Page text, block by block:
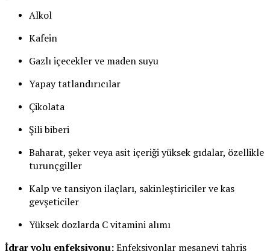
Alkol
Kafein
Gazlı içecekler ve maden suyu
Yapay tatlandırıcılar
Çikolata
Şili biberi
Baharat, şeker veya asit içeriği yüksek gıdalar, özellikle
turunçgiller
Kalp ve tansiyon ilaçları, sakinleştiriciler ve kas
gevşeticiler
Yüksek dozlarda C vitamini alımı
İdrar yolu enfeksiyonu:Enfeksiyonlar mesaneyi tahriş